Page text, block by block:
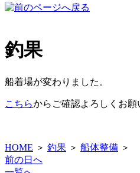
釣果
船着場が変わりました。
こちらからご確認よろしくお願
HOME ＞ 釣果 ＞ 船体整備 ＞
前の日へ